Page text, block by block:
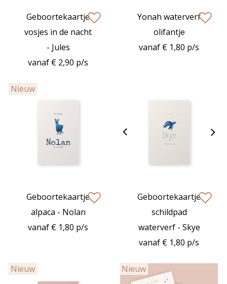
Geboortekaartje
vosjes in de nacht
- Jules
vanaf € 2,90 p/s
Yonah waterverf
olifantje
vanaf € 1,80 p/s
Nieuw
Geboortekaartje
alpaca - Nolan
vanaf € 1,80 p/s
Geboortekaartje
schildpad
waterverf - Skye
vanaf € 1,80 p/s
Nieuw Nieuw